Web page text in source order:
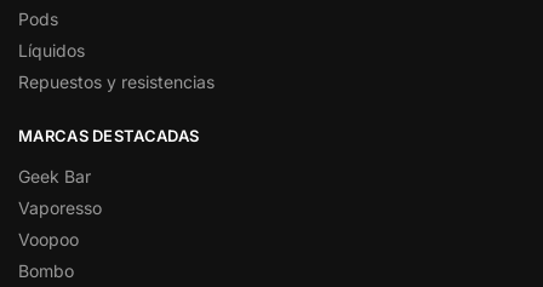
Pods
Líquidos
Repuestos y resistencias
MARCAS DESTACADAS
Geek Bar
Vaporesso
Voopoo
Bombo